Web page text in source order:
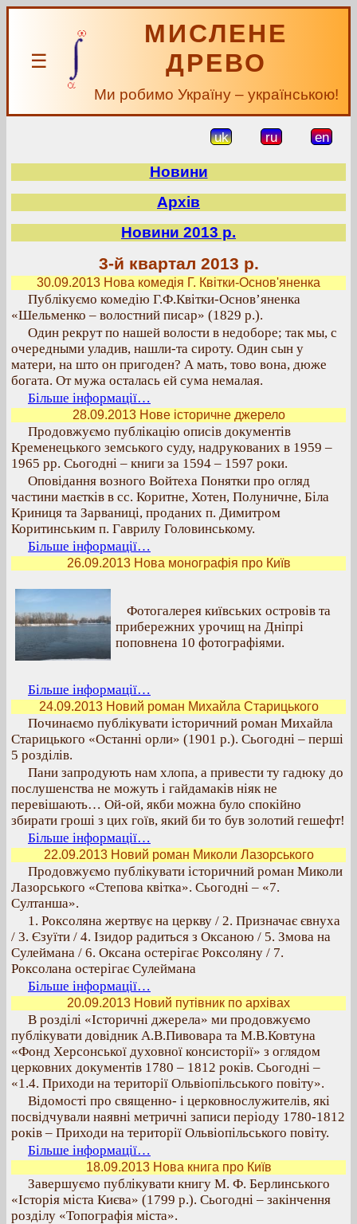
☰
МИСЛЕНЕ
ДРЕВО
Ми робимо Україну – українською!
uk ru en
Новини
Архів
Новини 2013 р.
3-й квартал 2013 р.
30.09.2013 Нова комедія Г. Квітки-Основ'яненка
Публікуємо комедію Г.Ф.Квітки-Основ’яненка
«Шельменко – волостний писар» (1829 р.).
Один рекрут по нашей волости в недоборе; так мы, с
очередными уладив, нашли-та сироту. Один сын у
матери, на што он пригоден? А мать, тово вона, дюже
богата. От мужа осталась ей сума немалая.
Більше інформації…
28.09.2013 Нове історичне джерело
Продовжуємо публікацію описів документів
Кременецького земського суду, надрукованих в 1959 –
1965 рр. Сьогодні – книги за 1594 – 1597 роки.
Оповідання возного Войтеха Понятки про огляд
частини маєтків в сс. Коритне, Хотен, Полуничне, Біла
Криниця та Зарваниці, проданих п. Димитром
Коритинським п. Гаврилу Головинському.
Більше інформації…
26.09.2013 Нова монографія про Київ
Фотогалерея київських островів та
прибережних урочищ на Дніпрі
поповнена 10 фотографіями.
Більше інформації…
24.09.2013 Новий роман Михайла Старицького
Починаємо публікувати історичний роман Михайла
Старицького «Останні орли» (1901 р.). Сьогодні – перші
5 розділів.
Пани запродують нам хлопа, а привести ту гадюку до
послушенства не можуть і гайдамаків ніяк не
перевішають… Ой-ой, якби можна було спокійно
збирати гроші з цих гоїв, який би то був золотий гешефт!
Більше інформації…
22.09.2013 Новий роман Миколи Лазорського
Продовжуємо публікувати історичний роман Миколи
Лазорського «Степова квітка». Сьогодні – «7.
Султанша».
1. Роксоляна жертвує на церкву / 2. Призначає євнуха
/ 3. Єзуїти / 4. Ізидор радиться з Оксаною / 5. Змова на
Сулеймана / 6. Оксана остерігає Роксоляну / 7.
Роксолана остерігає Сулеймана
Більше інформації…
20.09.2013 Новий путівник по архівах
В розділі «Історичні джерела» ми продовжуємо
публікувати довідник А.В.Пивовара та М.В.Ковтуна
«Фонд Херсонської духовної консисторії» з оглядом
церковних документів 1780 – 1812 років. Сьогодні –
«1.4. Приходи на території Ольвіопільського повіту».
Відомості про священно- і церковнослужителів, які
посвідчували наявні метричні записи періоду 1780-1812
років – Приходи на території Ольвіопільського повіту.
Більше інформації…
18.09.2013 Нова книга про Київ
Завершуємо публікувати книгу М. Ф. Берлинського
«Історія міста Києва» (1799 р.). Сьогодні – закінчення
розділу «Топографія міста».